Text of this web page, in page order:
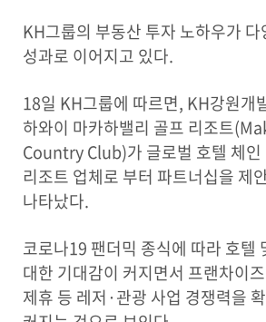
KH그룹의 부동산 투자 노하우가
성과로 이어지고 있다.
18일 KH그룹에 따르면, KH강원개
하와이 마카하밸리 골프 리조트
Country Club)가 글로벌 호텔 체인
리조트 업체로 부터 파트너십을 제
나타났다.
코로나19 팬더믹 종식에 따라 호텔
대한 기대감이 커지면서 프랜차이
제휴 등 레저·관광 사업 경쟁력을